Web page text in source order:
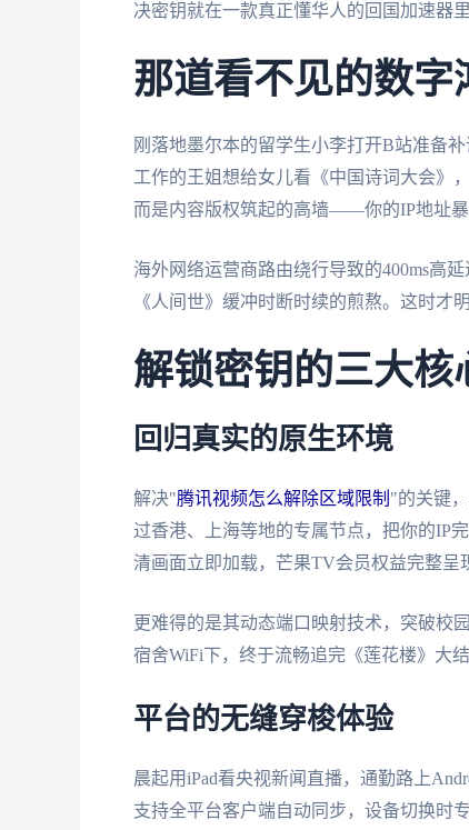
决密钥就在一款真正懂华人的回国加速器里
那道看不见的数字
刚落地墨尔本的留学生小李打开B站准备
工作的王姐想给女儿看《中国诗词大会》
而是内容版权筑起的高墙——你的IP地址暴
海外网络运营商路由绕行导致的400ms高
《人间世》缓冲时断时续的煎熬。这时才
解锁密钥的三大核
回归真实的原生环境
解决"腾讯视频怎么解除区域限制 "的关键
过香港、上海等地的专属节点，把你的IP
清画面立即加载，芒果TV会员权益完整呈
更难得的是其动态端口映射技术，突破
宿舍WiFi下，终于流畅追完《莲花楼》大结
平台的无缝穿梭体验
晨起用iPad看央视新闻直播，通勤路上
支持全平台客户端自动同步，设备切换时